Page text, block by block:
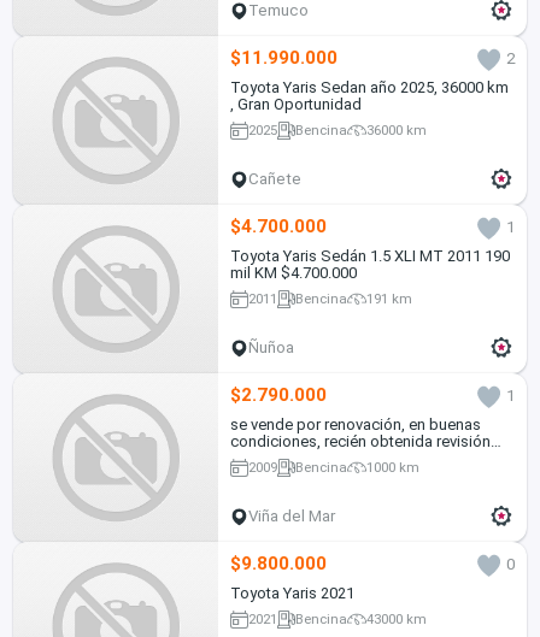
Temuco
$11.990.000
2
Toyota Yaris Sedan año 2025, 36000 km
, Gran Oportunidad
2025 Bencina 36000 km
Cañete
$4.700.000
1
Toyota Yaris Sedán 1.5 XLI MT 2011 190
mil KM $4.700.000
2011 Bencina 191 km
Ñuñoa
$2.790.000
1
se vende por renovación, en buenas
condiciones, recién obtenida revisión
técnica
2009 Bencina 1000 km
Viña del Mar
$9.800.000
0
Toyota Yaris 2021
2021 Bencina 43000 km